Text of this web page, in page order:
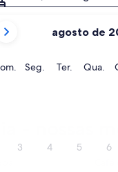
agosto de
Domingo
Seg. Segunda-
Ter. Terça-
Qua.
3 4 5 6
- nossas